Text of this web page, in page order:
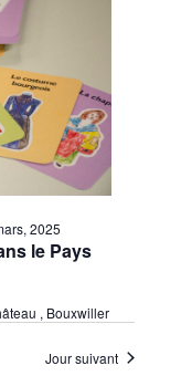
le Pays
2025
, Bouxwiller
Jour suivant